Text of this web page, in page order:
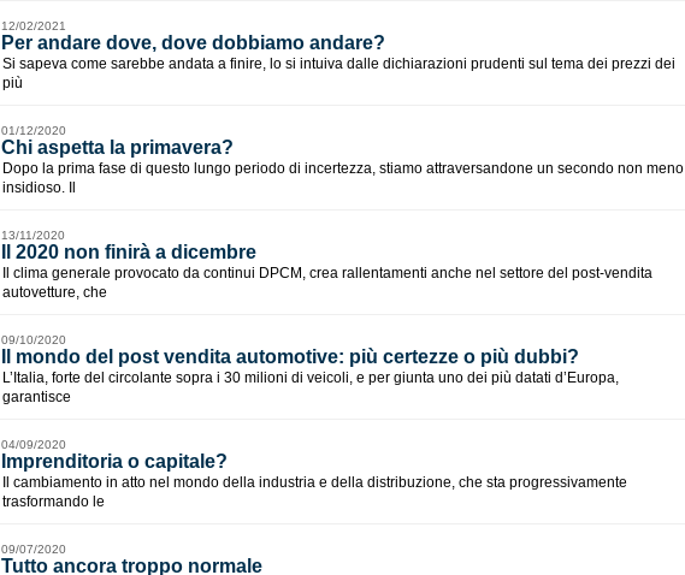
12/02/2021
Per andare dove, dove dobbiamo andare?
Si sapeva come sarebbe andata a finire, lo si intuiva dalle dichiarazioni prudenti sul tema dei prezzi dei
più
01/12/2020
​Chi aspetta la primavera?
Dopo la prima fase di questo lungo periodo di incertezza, stiamo attraversandone un secondo non meno
insidioso. Il
13/11/2020
Il 2020 non finirà a dicembre
Il clima generale provocato da continui DPCM, crea rallentamenti anche nel settore del post-vendita
autovetture, che
09/10/2020
Il mondo del post vendita automotive: più certezze o più dubbi?
L’Italia, forte del circolante sopra i 30 milioni di veicoli, e per giunta uno dei più datati d’Europa,
garantisce
04/09/2020
Imprenditoria o capitale?
Il cambiamento in atto nel mondo della industria e della distribuzione, che sta progressivamente
trasformando le
09/07/2020
Tutto ancora troppo normale